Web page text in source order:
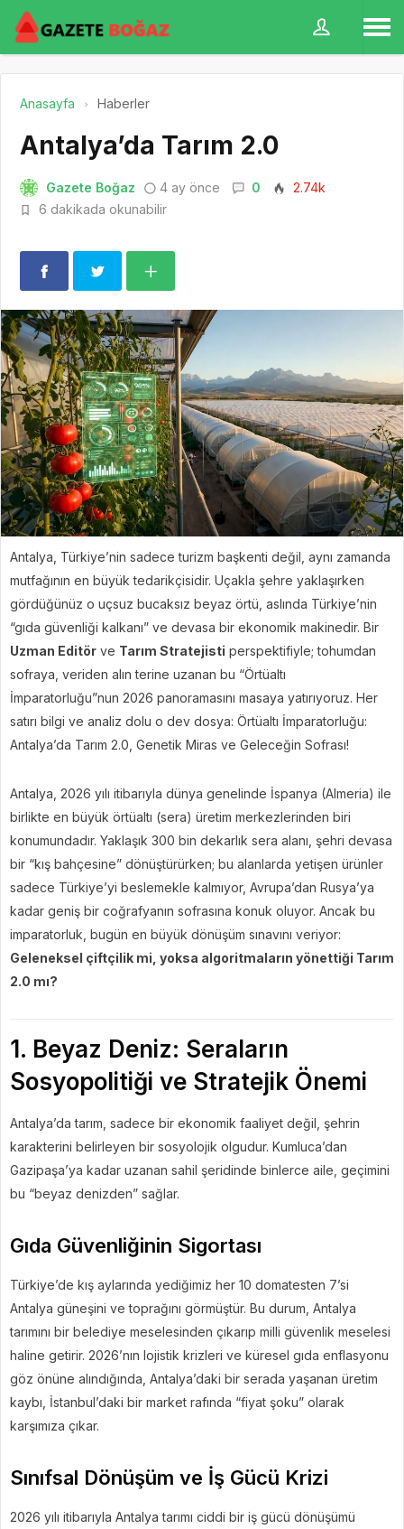
Anasayfa Haberler
Antalya’da Tarım 2.0
Gazete Boğaz 4 ay önce 0
2.74k
6 dakikada okunabilir
Antalya, Türkiye’nin sadece turizm başkenti değil, aynı zamanda
mutfağının en büyük tedarikçisidir. Uçakla şehre yaklaşırken
gördüğünüz o uçsuz bucaksız beyaz örtü, aslında Türkiye’nin
“gıda güvenliği kalkanı” ve devasa bir ekonomik makinedir. Bir
Uzman Editör ve Tarım Stratejisti perspektifiyle; tohumdan
sofraya, veriden alın terine uzanan bu “Örtüaltı
İmparatorluğu”nun 2026 panoramasını masaya yatırıyoruz. Her
satırı bilgi ve analiz dolu o dev dosya: Örtüaltı İmparatorluğu:
Antalya’da Tarım 2.0, Genetik Miras ve Geleceğin Sofrası!
Antalya, 2026 yılı itibarıyla dünya genelinde İspanya (Almeria) ile
birlikte en büyük örtüaltı (sera) üretim merkezlerinden biri
konumundadır. Yaklaşık 300 bin dekarlık sera alanı, şehri devasa
bir “kış bahçesine” dönüştürürken; bu alanlarda yetişen ürünler
sadece Türkiye’yi beslemekle kalmıyor, Avrupa’dan Rusya’ya
kadar geniş bir coğrafyanın sofrasına konuk oluyor. Ancak bu
imparatorluk, bugün en büyük dönüşüm sınavını veriyor:
Geleneksel çiftçilik mi, yoksa algoritmaların yönettiği Tarım
2.0 mı?
1. Beyaz Deniz: Seraların
Sosyopolitiği ve Stratejik Önemi
Antalya’da tarım, sadece bir ekonomik faaliyet değil, şehrin
karakterini belirleyen bir sosyolojik olgudur. Kumluca’dan
Gazipaşa’ya kadar uzanan sahil şeridinde binlerce aile, geçimini
bu “beyaz denizden” sağlar.
Gıda Güvenliğinin Sigortası
Türkiye’de kış aylarında yediğimiz her 10 domatesten 7’si
Antalya güneşini ve toprağını görmüştür. Bu durum, Antalya
tarımını bir belediye meselesinden çıkarıp milli güvenlik meselesi
haline getirir. 2026’nın lojistik krizleri ve küresel gıda enflasyonu
göz önüne alındığında, Antalya’daki bir serada yaşanan üretim
kaybı, İstanbul’daki bir market rafında “fiyat şoku” olarak
karşımıza çıkar.
Sınıfsal Dönüşüm ve İş Gücü Krizi
2026 yılı itibarıyla Antalya tarımı ciddi bir iş gücü dönüşümü